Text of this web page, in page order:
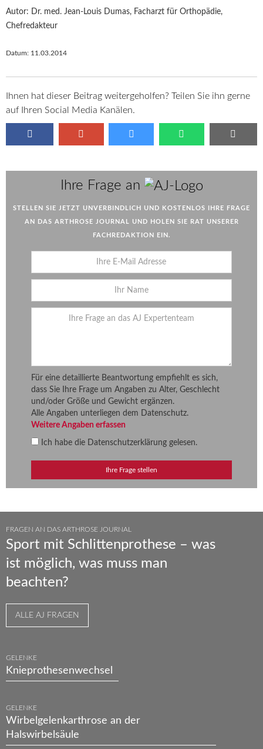
Autor: Dr. med. Jean-Louis Dumas, Facharzt für Orthopädie,
Chefredakteur
Datum: 11.03.2014
Ihnen hat dieser Beitrag weitergeholfen? Teilen Sie ihn gerne
auf Ihren Social Media Kanälen.
Ihre Frage an AJ
STELLEN SIE JETZT UNVERBINDLICH UND KOSTENLOS IHRE FRAGE
AN DAS ARTHROSE JOURNAL UND HOLEN SIE RAT UNSERER
FACHREDAKTION EIN.
Für eine detaillierte Beantwortung empfiehlt es sich,
dass Sie Ihre Frage um Angaben zu Alter, Geschlecht
und/oder Größe und Gewicht ergänzen.
Alle Angaben unterliegen dem Datenschutz.
Weitere Angaben erfassen
Ich habe die Datenschutzerklärunggelesen.
FRAGEN AN DAS ARTHROSE JOURNAL
Sport mit Schlittenprothese – was
ist möglich, was muss man
beachten?
ALLE AJ FRAGEN
GELENKE
Knieprothesenwechsel
GELENKE
Wirbelgelenkarthrose an der
Halswirbelsäule